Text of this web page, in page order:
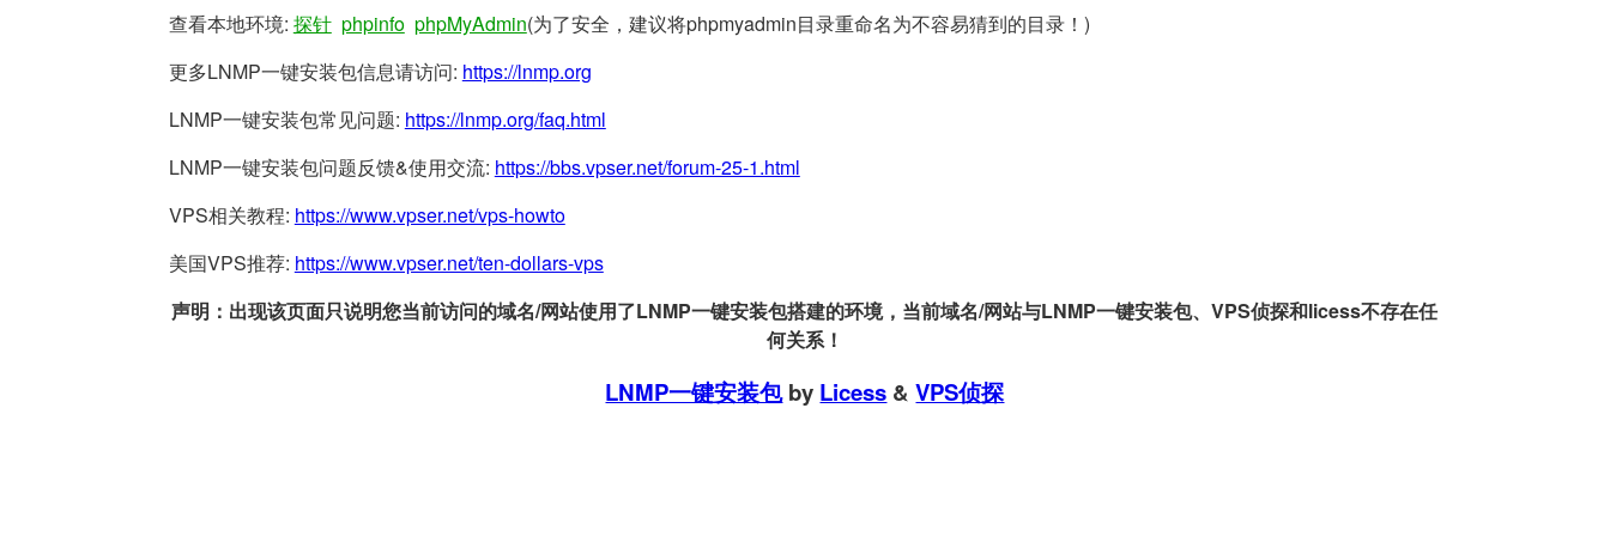
查看本地环境: 探针 phpinfo phpMyAdmin(为了安全，建议将phpmyadmin目录重命名为不容易猜到的目录！)
更多LNMP一键安装包信息请访问: https://lnmp.org
LNMP一键安装包常见问题: https://lnmp.org/faq.html
LNMP一键安装包问题反馈&使用交流: https://bbs.vpser.net/forum-25-1.html
VPS相关教程: https://www.vpser.net/vps-howto
美国VPS推荐: https://www.vpser.net/ten-dollars-vps
声明：出现该页面只说明您当前访问的域名/网站使用了LNMP一键安装包搭建的环境，当前域名/网站与LNMP一键安装包、VPS侦探和licess不存在任
何关系！
LNMP一键安装包by Licess &VPS侦探